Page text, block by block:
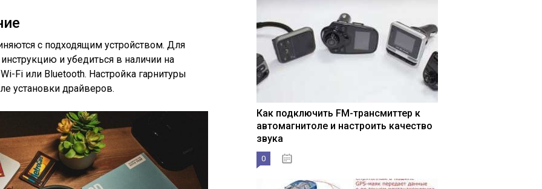
с подходящим устройством. Для
и убедиться в наличии на
Fi или Bluetooth. Настройка гарнитуры
установки драйверов.
Как подключить FM-трансмиттер к
автомагнитоле и настроить качество
звука
0